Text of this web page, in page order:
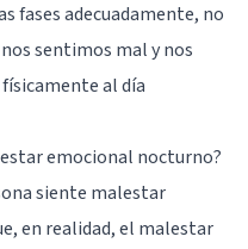
fases adecuadamente, no
sentimos mal y nos
al día
emocional nocturno?
siente malestar
en realidad, el malestar